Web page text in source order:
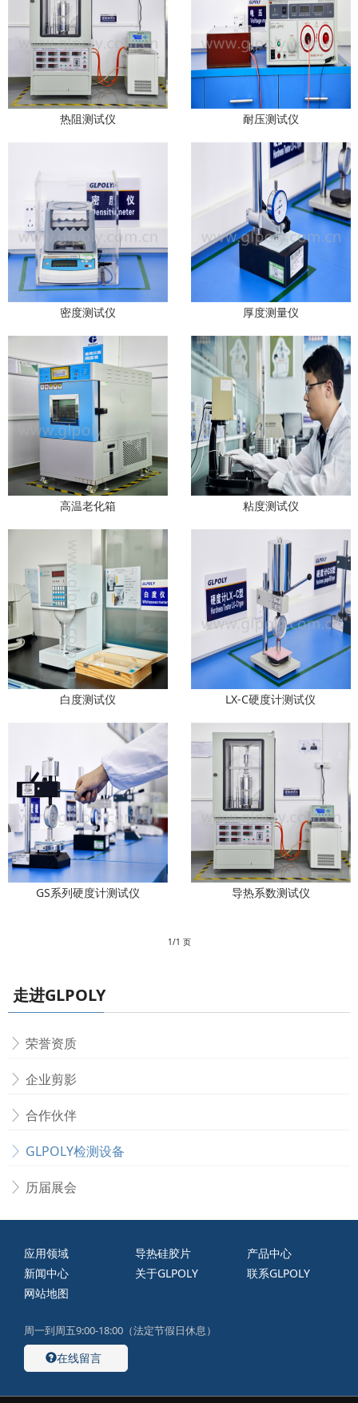
热阻测试仪 耐压测试仪
密度测试仪 厚度测量仪
高温老化箱 粘度测试仪
白度测试仪 LX-C硬度计测试仪
GS系列硬度计测试仪 导热系数测试仪
1/1 页
走进GLPOLY
荣誉资质
企业剪影
合作伙伴
GLPOLY检测设备
历届展会
应用领域 导热硅胶片
产品中心
新闻中心
关于GLPOLY
联系GLPOLY
网站地图
周一到周五9:00-18:00（法定节假日休息）
在线留言